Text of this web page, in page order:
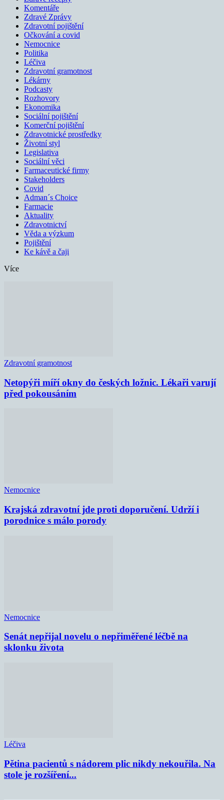
Komentáře
Zdravé Zprávy
Zdravotní pojištění
Očkování a covid
Nemocnice
Politika
Léčiva
Zdravotní gramotnost
Lékárny
Podcasty
Rozhovory
Ekonomika
Sociální pojištění
Komerční pojištění
Zdravotnické prostředky
Životní styl
Legislativa
Sociální věci
Farmaceutické firmy
Stakeholders
Covid
Adman´s Choice
Farmacie
Aktuality
Zdravotnictví
Věda a výzkum
Pojištění
Ke kávě a čaji
Více
Zdravotní gramotnost
Netopýři míří okny do českých ložnic. Lékaři varují
před pokousáním
Nemocnice
Krajská zdravotní jde proti doporučení. Udrží i
porodnice s málo porody
Nemocnice
Senát nepřijal novelu o nepřiměřené léčbě na
sklonku života
Léčiva
Pětina pacientů s nádorem plic nikdy nekouřila. Na
stole je rozšíření...